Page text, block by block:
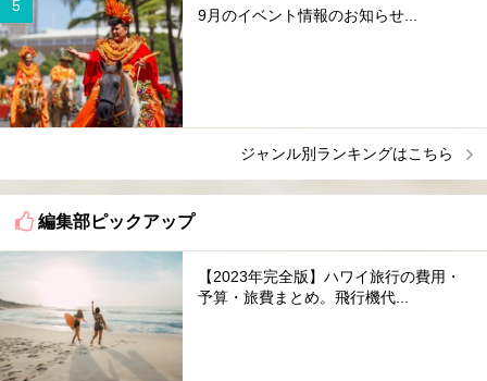
9月のイベント情報のお知らせ...
ジャンル別ランキングはこちら
編集部ピックアップ
【2023年完全版】ハワイ旅行の費用・
予算・旅費まとめ。飛行機代...